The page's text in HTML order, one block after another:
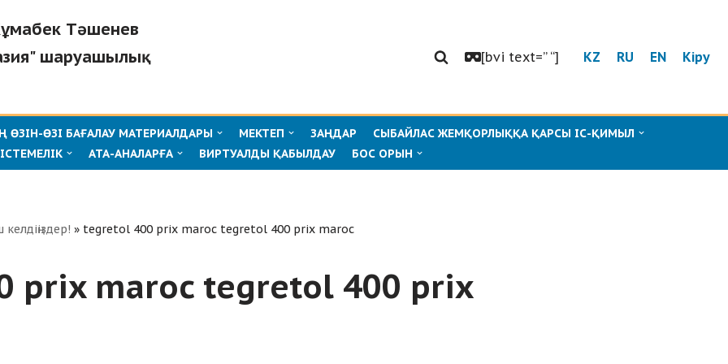
Тәшенев
шаруашылық
[bvi text=” “] KZ RU EN Кіру
ӨЗІ БАҒАЛАУ МАТЕРИАЛДАРЫ МЕКТЕП ЗАҢДАР
СЫБАЙЛАС ЖЕМҚОРЛЫҚҚА ҚАРСЫ ІС-ҚИМЫЛ
АТА-АНАЛАРҒА ВИРТУАЛДЫ ҚАБЫЛДАУ БОС ОРЫН
келдіңіздер! » tegretol 400 prix maroc tegretol 400 prix maroc
prix maroc tegretol 400 prix